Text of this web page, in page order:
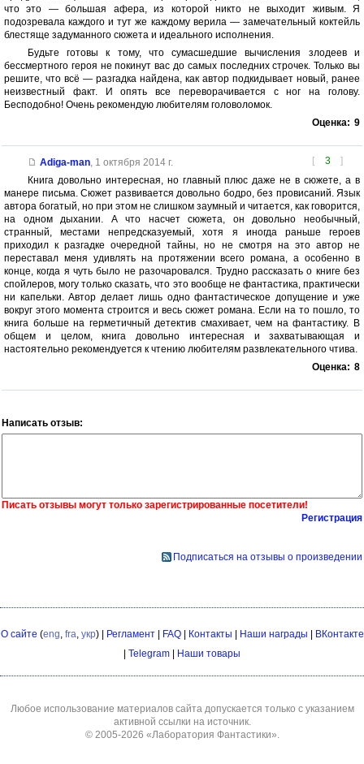
что это — большая афера, из которой никто не выходит живым. Я
подозревала каждого и тут же каждому верила — замечательный коктейль
блестяще задуманного сюжета и идеального исполнения.
Будьте готовы к тому, что сумасшедшие вычисления злодеев и
бессмертного героя не покинут вас до самых последних строчек. Только вы
решите, что всё — разгадка найдена, как автор подкидывает новый, ранее
неизвестный факт. И опять все переворачивается с ног на голову.
Бесподобно! Очень рекомендую любителям головоломок.
Оценка: 9
[ 3 ]
Adiga-man, 1 октября 2014 г.
Книга довольно интересная, но главный плюс даже не в сюжете, а в
манере письма. Сюжет развивается довольно бодро, без провисаний. Язык
автора богатый, но при этом не слишком заумный и читается, как говорится,
на одном дыхании. А что насчет сюжета, он довольно необычный,
странный, местами непредсказуемый, хотя я иногда раньше героев
приходил к разгадке очередной тайны, но не смотря на это автор не
переставал меня удивлять на протяжении всего романа, а особенно в
конце, когда я чуть было не разочаровался. Трудно рассказать о книге без
спойлеров, могу только сказать, что это вообще не фантастика, практически
ни капельки. Автор делает лишь одно фантастическое допущение и уже
вокруг этого момента строится и весь сюжет романа. Если на то пошло, то
книга больше на герметичный детектив смахивает, чем на фантастику. В
общем и целом, книга довольно интересная и захватывающая и
настоятельно рекомендуется к чтению любителям развлекательного чтива.
Оценка: 8
Написать отзыв:
Писать отзывы могут только зарегистрированные посетители!
Регистрация
Подписаться на отзывы о произведении
О сайте (eng fra укр) | Регламент| FAQ| Контакты | Наши награды | ВКонтакте
| Telegram | Наши товары
Любое использование материалов сайта допускается только с указанием
активной ссылки на источник.
© 2005-2026 «Лаборатория Фантастики»